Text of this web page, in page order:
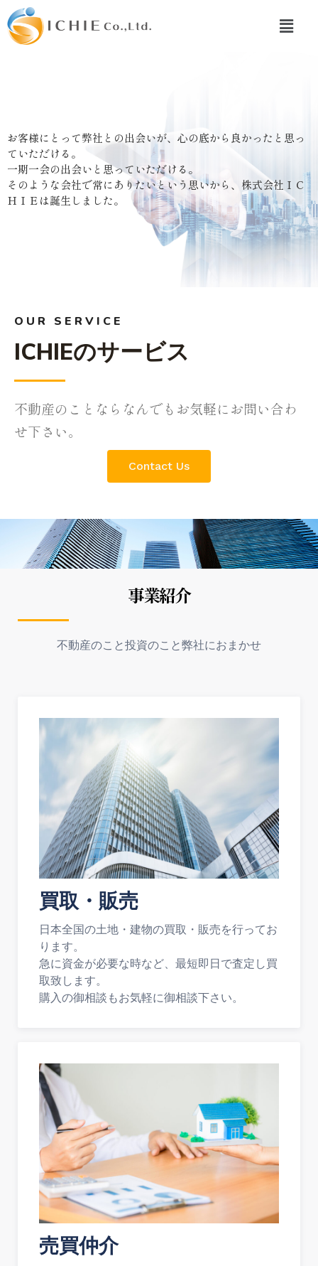
お客様にとって弊社との出会いが、心の底から良かったと思っ
ていただける。
一期一会の出会いと思っていただける。
そのような会社で常にありたいという思いから、株式会社ＩＣ
ＨＩＥは誕生しました。
OUR SERVICE
ICHIEのサービス
不動産のことならなんでもお気軽にお問い合わ
せ下さい。
Contact Us
事業紹介
不動産のこと投資のこと弊社におまかせ
買取・販売
日本全国の土地・建物の買取・販売を行ってお
ります。
急に資金が必要な時など、最短即日で査定し買
取致します。
購入の御相談もお気軽に御相談下さい。
売買仲介